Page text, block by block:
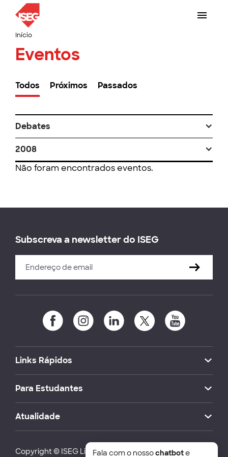
Início
Eventos
Todos Próximos Passados
Debates
2008
Não foram encontrados eventos.
Subscreva a newsletter do ISEG
Links Rápidos
Para Estudantes
Atualidade
Copyright © ISEG Lisbon School of Economics and
Fala com o nossochatbote